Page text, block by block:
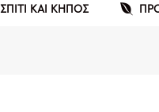
ΣΠΙΤΙ ΚΑΙ ΚΗΠΟΣ